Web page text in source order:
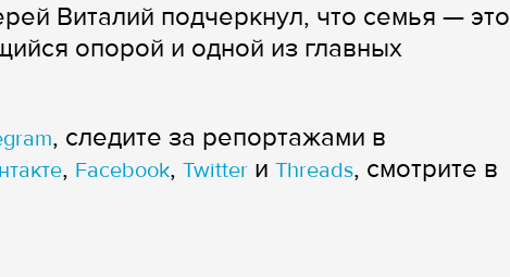
Виталий подчеркнул, что семья — это
опорой и одной из главных
, следите за репортажами в
, Facebook, Twitter и Threads, смотрите в